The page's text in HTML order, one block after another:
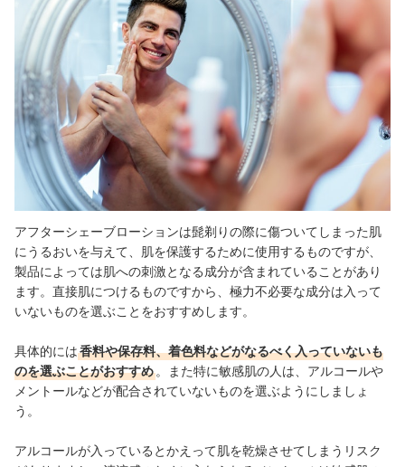
アフターシェーブローションは髭剃りの際に傷ついてしまった肌
にうるおいを与えて、肌を保護するために使用するものですが、
製品によっては肌への刺激となる成分が含まれていることがあり
ます。直接肌につけるものですから、極力不必要な成分は入って
いないものを選ぶことをおすすめします。
具体的には香料や保存料、着色料などがなるべく入っていないも
のを選ぶことがおすすめ 。また特に敏感肌の人は、アルコールや
メントールなどが配合されていないものを選ぶようにしましょ
う。
アルコールが入っているとかえって肌を乾燥させてしまうリスク